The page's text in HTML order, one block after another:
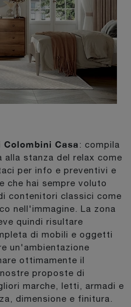
Colombini Casa: compila
stanza del relax come
per info e preventivi e
che hai sempre voluto
contenitori classici come
nell'immagine. La zona
quindi risultare
di mobili e oggetti
un'ambientazione
ottimamente il
proposte di
marche, letti, armadi e
dimensione e finitura.